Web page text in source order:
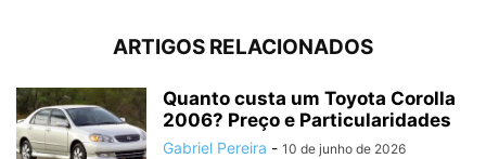
ARTIGOS RELACIONADOS
Quanto custa um Toyota Corolla
2006? Preço e Particularidades
Gabriel Pereira - 10 de junho de 2026